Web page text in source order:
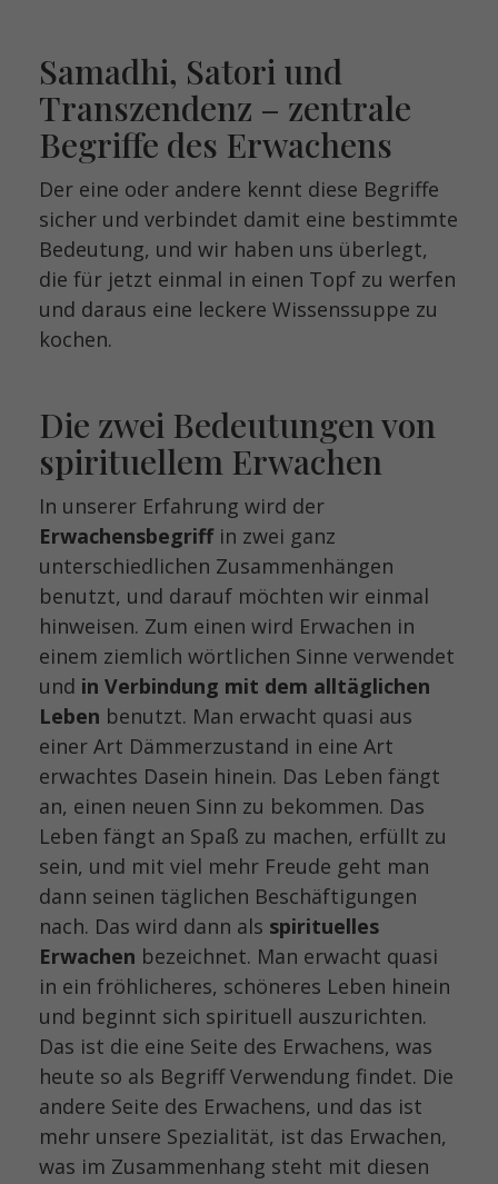
Samadhi, Satori und
Transzendenz – zentrale
Begriffe des Erwachens
Der eine oder andere kennt diese Begriffe
sicher und verbindet damit eine bestimmte
Bedeutung, und wir haben uns überlegt,
die für jetzt einmal in einen Topf zu werfen
und daraus eine leckere Wissenssuppe zu
kochen.
Die zwei Bedeutungen von
spirituellem Erwachen
In unserer Erfahrung wird der
Erwachensbegriffin zwei ganz
unterschiedlichen Zusammenhängen
benutzt, und darauf möchten wir einmal
hinweisen. Zum einen wird Erwachen in
einem ziemlich wörtlichen Sinne verwendet
und in Verbindung mit dem alltäglichen
Leben benutzt. Man erwacht quasi aus
einer Art Dämmerzustand in eine Art
erwachtes Dasein hinein. Das Leben fängt
an, einen neuen Sinn zu bekommen. Das
Leben fängt an Spaß zu machen, erfüllt zu
sein, und mit viel mehr Freude geht man
dann seinen täglichen Beschäftigungen
nach. Das wird dann als spirituelles
Erwachen bezeichnet. Man erwacht quasi
in ein fröhlicheres, schöneres Leben hinein
und beginnt sich spirituell auszurichten.
Das ist die eine Seite des Erwachens, was
heute so als Begriff Verwendung findet. Die
andere Seite des Erwachens, und das ist
mehr unsere Spezialität, ist das Erwachen,
was im Zusammenhang steht mit diesen